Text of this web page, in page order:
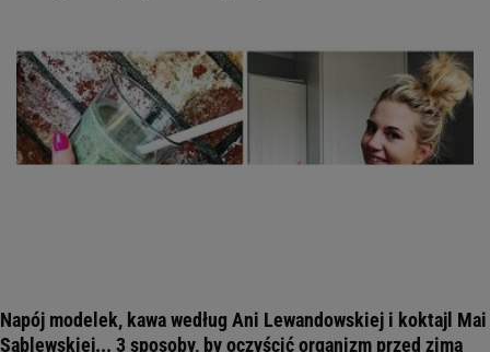
Napój modelek, kawa według Ani Lewandowskiej i koktajl Mai
Sablewskiej... 3 sposoby, by oczyścić organizm przed zimą